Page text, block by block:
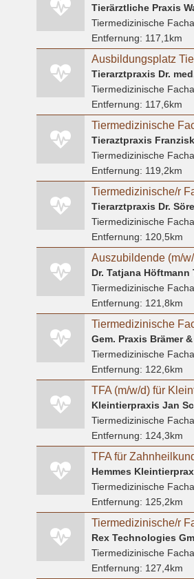
Tierärztliche Praxis
Tiermedizinische
Entfernung: 117,1km
Tierarztpraxis Dr.
Tiermedizinische
Entfernung: 117,6km
Tiermedizinische
Tieraztpraxis
Tiermedizinische
Entfernung: 119,2km
Tiermedizinische/r
Tierarztpraxis Dr.
Tiermedizinische
Entfernung: 120,5km
Dr. Tatjana Höftmann
Tiermedizinische
Entfernung: 121,8km
Tiermedizinische
Entfernung: 122,6km
Kleintierpraxis Jan
Tiermedizinische
Entfernung: 124,3km
TFA für
Hemmes
Tiermedizinische
Entfernung: 125,2km
Rex Technologies
Tiermedizinische
Entfernung: 127,4km